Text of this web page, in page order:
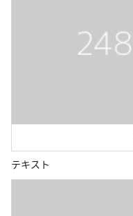
テキスト